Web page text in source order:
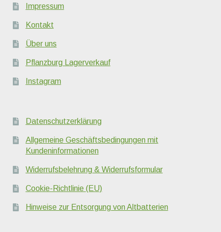
Impressum
Kontakt
Über uns
Pflanzburg Lagerverkauf
Instagram
Datenschutzerklärung
Allgemeine Geschäftsbedingungen mit
Kundeninformationen
Widerrufsbelehrung & Widerrufsformular
Cookie-Richtlinie (EU)
Hinweise zur Entsorgung von Altbatterien